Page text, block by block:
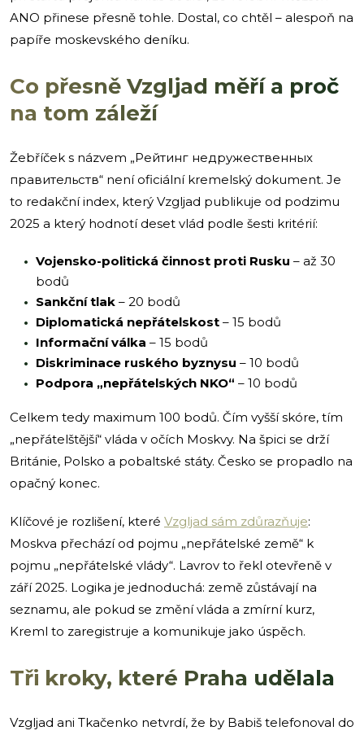
ANO přinese přesně tohle. Dostal, co chtěl – alespoň na
papíře moskevského deníku.
Co přesně Vzgljad měří a proč
na tom záleží
Žebříček s názvem „Рейтинг недружественных
правительств“ není oficiální kremelský dokument. Je
to redakční index, který Vzgljad publikuje od podzimu
2025 a který hodnotí deset vlád podle šesti kritérií:
Vojensko-politická činnost proti Rusku – až 30
bodů
Sankční tlak – 20 bodů
Diplomatická nepřátelskost – 15 bodů
Informační válka – 15 bodů
Diskriminace ruského byznysu – 10 bodů
Podpora „nepřátelských NKO“ – 10 bodů
Celkem tedy maximum 100 bodů. Čím vyšší skóre, tím
„nepřátelštější“ vláda v očích Moskvy. Na špici se drží
Británie, Polsko a pobaltské státy. Česko se propadlo na
opačný konec.
Klíčové je rozlišení, které Vzgljad sám zdůrazňuje:
Moskva přechází od pojmu „nepřátelské země“ k
pojmu „nepřátelské vlády“. Lavrov to řekl otevřeně v
září 2025. Logika je jednoduchá: země zůstávají na
seznamu, ale pokud se změní vláda a zmírní kurz,
Kreml to zaregistruje a komunikuje jako úspěch.
Tři kroky, které Praha udělala
Vzgljad ani Tkačenko netvrdí, že by Babiš telefonoval do